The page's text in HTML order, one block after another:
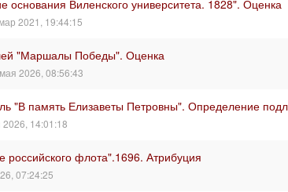
основания Виленского университета. 1828". Оценка
2021, 19:44:15
"Маршалы Победы". Оценка
2026, 08:56:43
"В память Елизаветы Петровны". Определение
14:01:18
российского флота".1696. Атрибуция
07:24:25